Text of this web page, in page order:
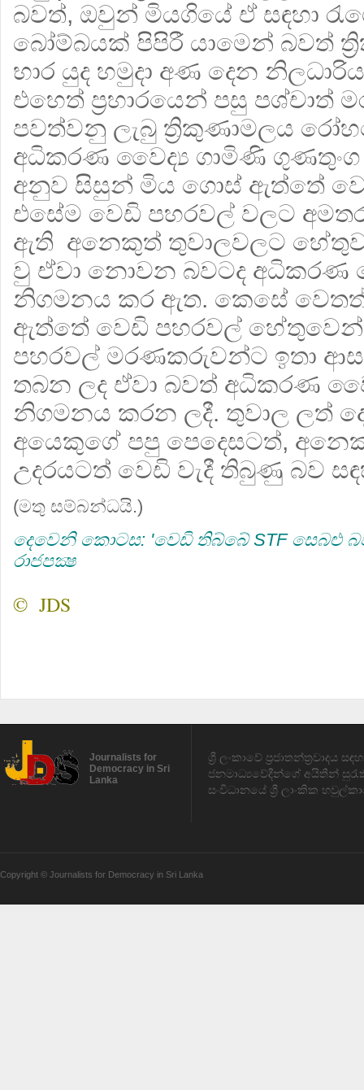
බවත්, ඔවුන් මියගියේ ඒ සඳහා
බෝම්බයක් පිපිරී යාමෙන් බවත්
භාර යුද හමුදා අණ දෙන
එහෙත් ප්‍රහාරයෙන් පසු පශ්චාත්
පවත්වනු ලැබු ත්‍රිකුණාමලය
අධිකරණ වෛද්‍ය ගාමිණි
අනුව සිසුන් මිය ගොස් ඇත්තේ
එසේම වෙඩි පහරවල් වලට
ඇති අනෙකුත් තුවාලවලට හේතුව
වු ඒවා නොවන බවටද අධිකරණ
නිගමනය කර ඇත. කෙසේ
ඇත්තේ වෙඩි පහරවල් හේතුවෙන්
පහරවල් මරණකරුවන්ට ඉතා
තබන ලද ඒවා බවත් අධිකරණ
නිගමනය කරන ලදී. තුවාල ලත්
අයෙකුගේ පපු පෙදෙසටත්,
උදරයටත් වෙඩි වැදී තිබුණු බව
(මතු සම්බන්ධයි.)
දෙවෙනි කොටස: 'වෙඩි තිබ්බේ STF සෙබළු
රාජපක්‍ෂ
© JDS
Journalists for
Democracy in Sri
Lanka
ශ්‍රී ලංකාවේ ප්‍රජාතන්ත්‍රවාදය
ජනමාධ්‍යවේදීන්ගේ අයිතීන්
සංවිධානයේ ශ්‍රී ලාංකික
Copyright © Journalists for Democracy in Sri Lanka